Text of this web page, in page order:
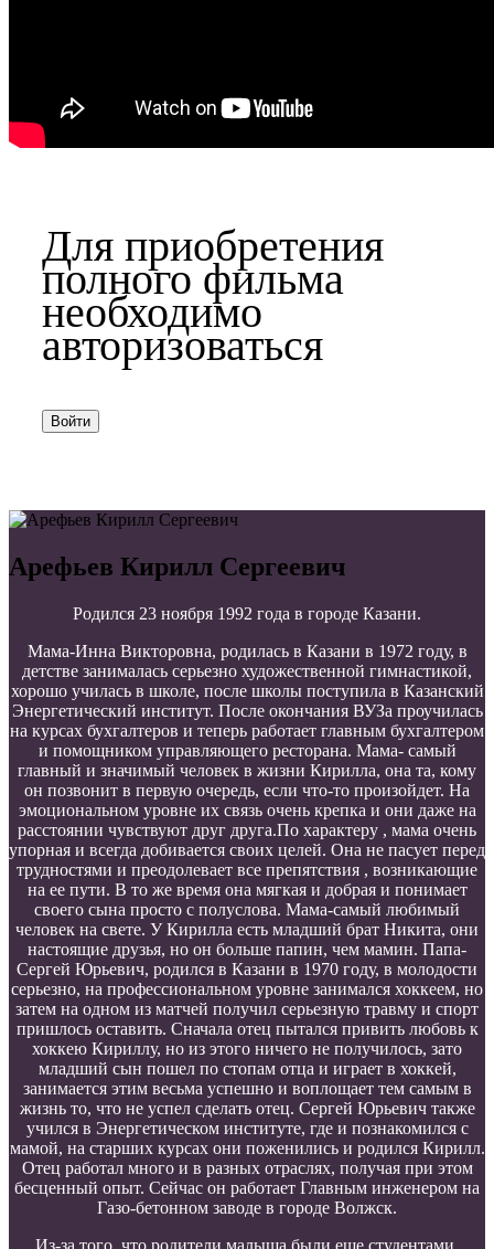
Для приобретения
полного фильма
необходимо
авторизоваться
Войти
Арефьев Кирилл Сергеевич
Родился 23 ноября 1992 года в городе Казани.
Мама-Инна Викторовна, родилась в Казани в 1972 году, в
детстве занималась серьезно художественной гимнастикой,
хорошо училась в школе, после школы поступила в Казанский
Энергетический институт. После окончания ВУЗа проучилась
на курсах бухгалтеров и теперь работает главным бухгалтером
и помощником управляющего ресторана. Мама- самый
главный и значимый человек в жизни Кирилла, она та, кому
он позвонит в первую очередь, если что-то произойдет. На
эмоциональном уровне их связь очень крепка и они даже на
расстоянии чувствуют друг друга.По характеру , мама очень
упорная и всегда добивается своих целей. Она не пасует перед
трудностями и преодолевает все препятствия , возникающие
на ее пути. В то же время она мягкая и добрая и понимает
своего сына просто с полуслова. Мама-самый любимый
человек на свете. У Кирилла есть младший брат Никита, они
настоящие друзья, но он больше папин, чем мамин. Папа-
Сергей Юрьевич, родился в Казани в 1970 году, в молодости
серьезно, на профессиональном уровне занимался хоккеем, но
затем на одном из матчей получил серьезную травму и спорт
пришлось оставить. Сначала отец пытался привить любовь к
хоккею Кириллу, но из этого ничего не получилось, зато
младший сын пошел по стопам отца и играет в хоккей,
занимается этим весьма успешно и воплощает тем самым в
жизнь то, что не успел сделать отец. Сергей Юрьевич также
учился в Энергетическом институте, где и познакомился с
мамой, на старших курсах они поженились и родился Кирилл.
Отец работал много и в разных отраслях, получая при этом
бесценный опыт. Сейчас он работает Главным инженером на
Газо-бетонном заводе в городе Волжск.
Из-за того, что родители малыша были еще студентами,